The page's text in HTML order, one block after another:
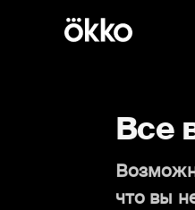
Все
что вы